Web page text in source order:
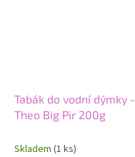
Tabák do vodní dýmky -
Theo Big Pir 200g
Skladem (1 ks)